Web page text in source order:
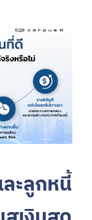
ะลูกหนี้